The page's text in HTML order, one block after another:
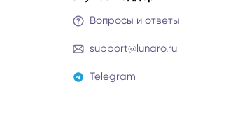
Вопросы и ответы
support@lunaro.ru
Telegram